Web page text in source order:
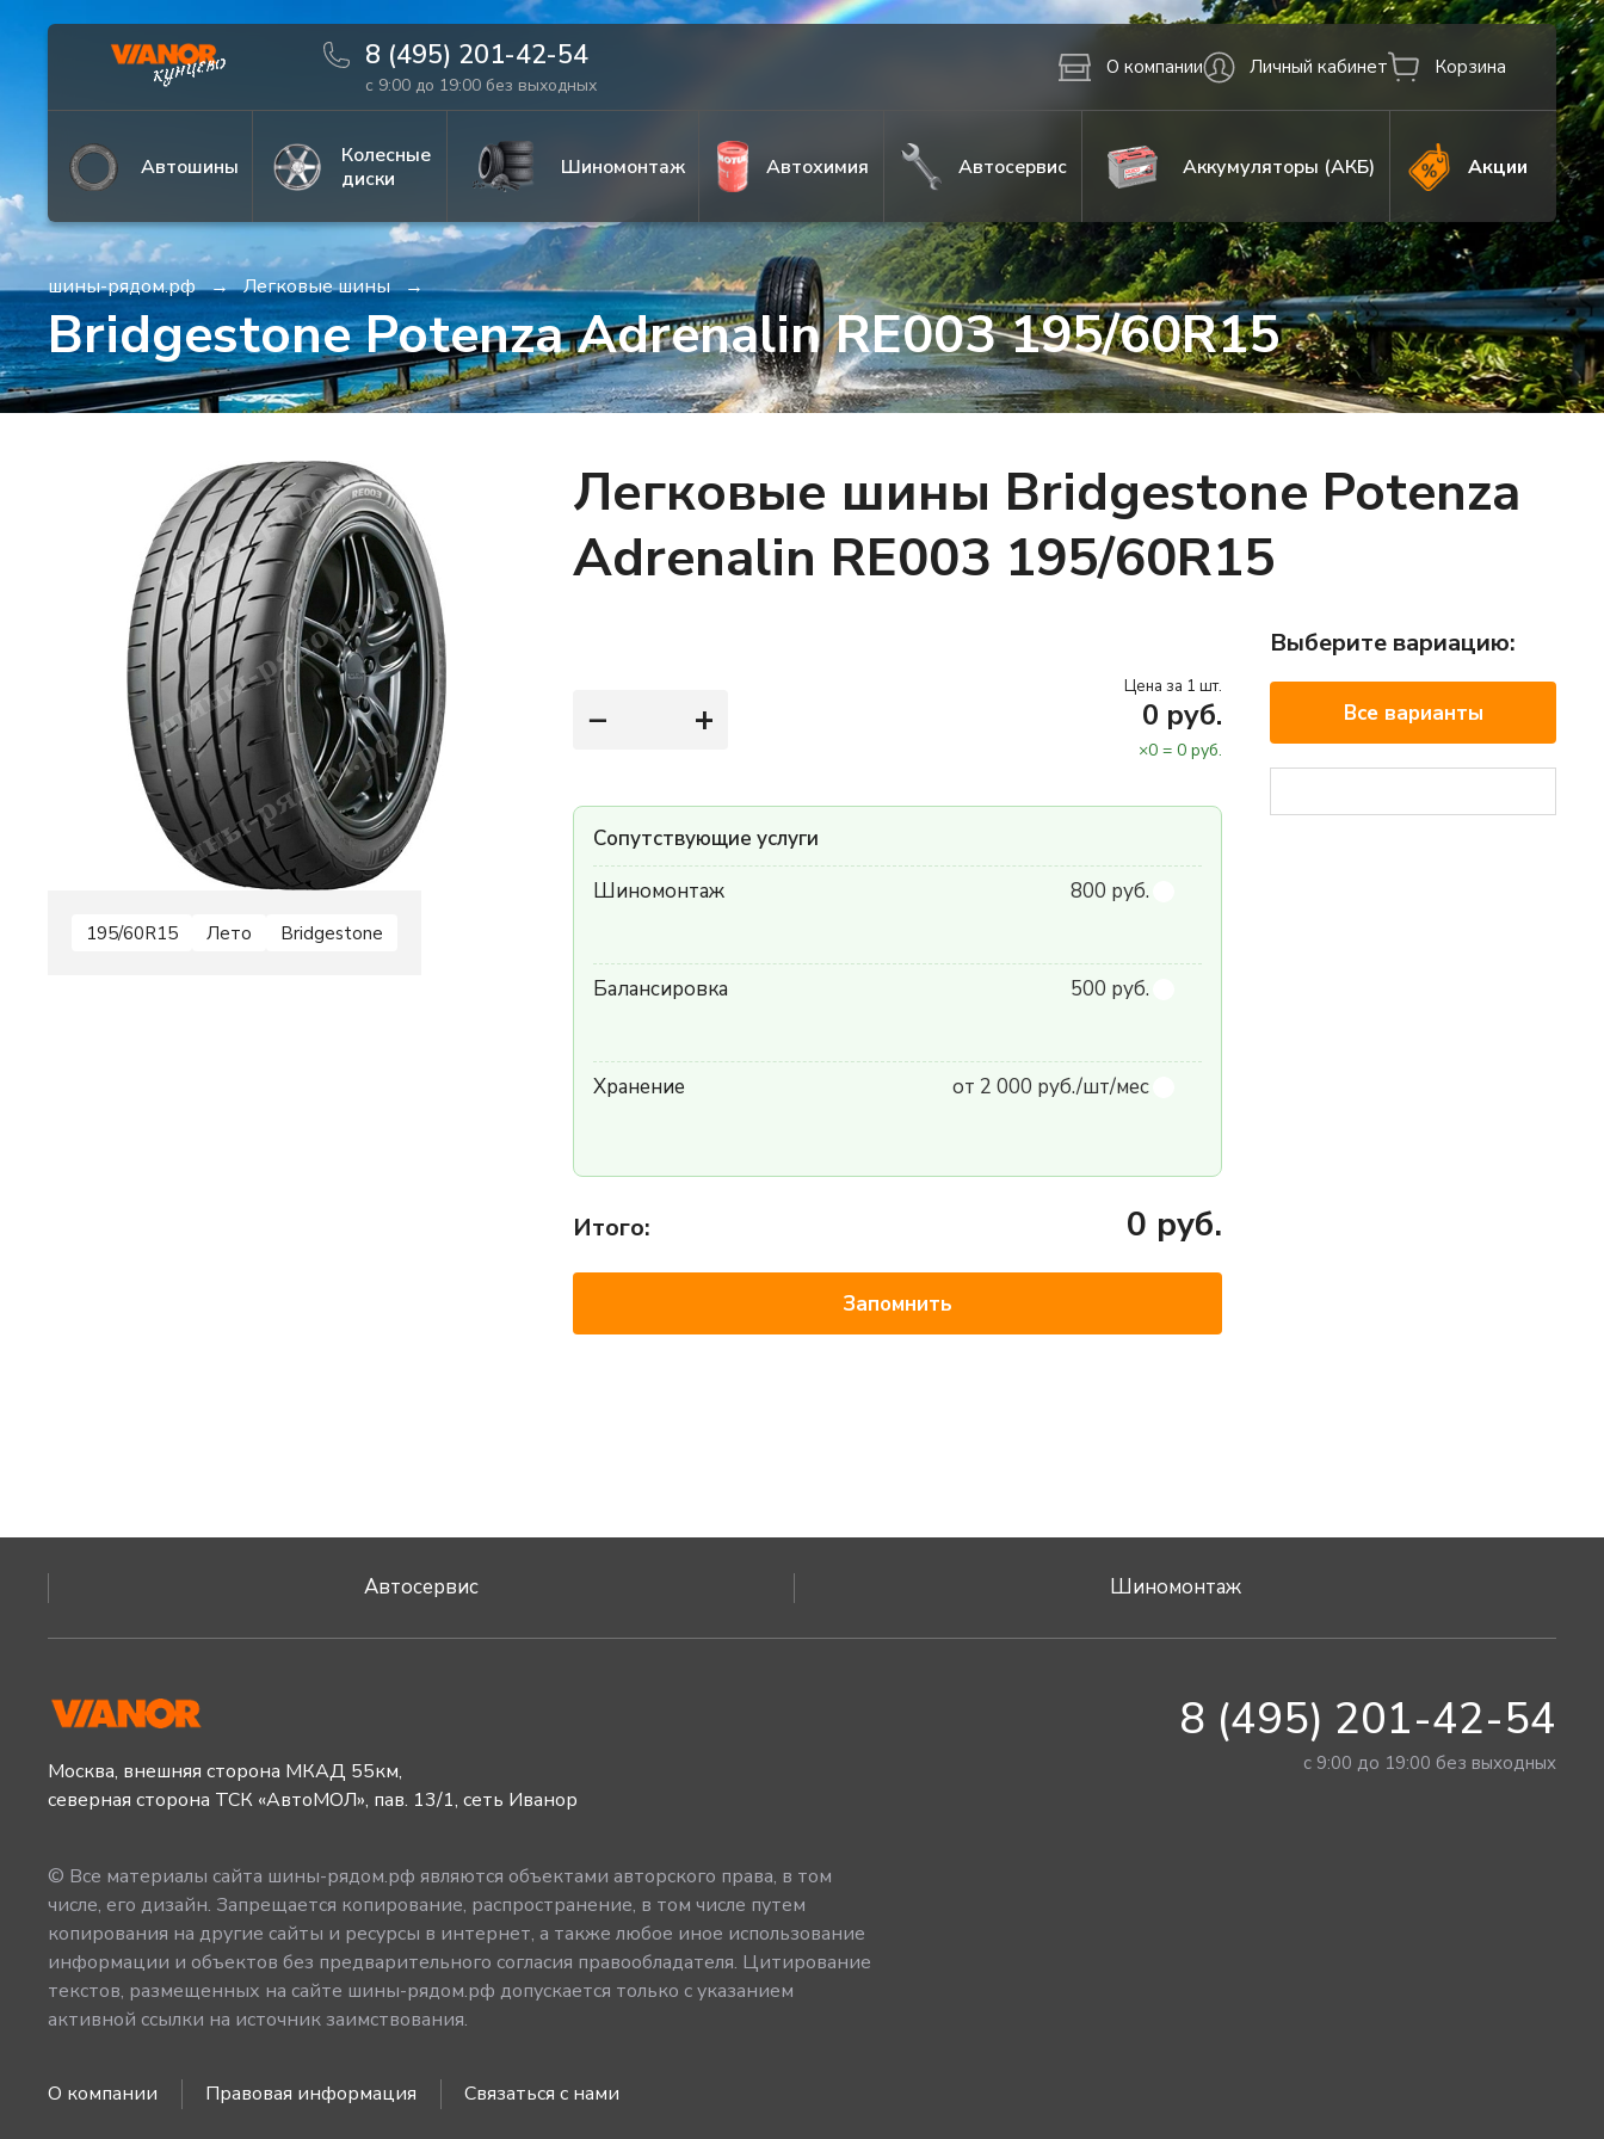
8 (495) 201-42-54
с 9:00 до 19:00 без выходных
О компании Личный кабинет Корзина
Автошины
Колесные
диски
Шиномонтаж Автохимия Автосервис Аккумуляторы (АКБ) Акции
шины-рядом.рф Легковые шины
Bridgestone Potenza Adrenalin RE003 195/60R15
195/60R15 Лето Bridgestone
Легковые шины Bridgestone Potenza
Adrenalin RE003 195/60R15
− +
Цена за 1 шт.
0 руб.
×0 = 0 руб.
Сопутствующие услуги
Шиномонтаж
800 руб.
Балансировка 500 руб.
Хранение от 2 000 руб./шт/мес
Итого: 0 руб.
Запомнить
Выберите вариацию:
Все варианты
Автосервис Шиномонтаж
Москва, внешняя сторона МКАД 55км,
северная сторона ТСК «АвтоМОЛ», пав. 13/1, сеть Иванор
8 (495) 201-42-54
с 9:00 до 19:00 без выходных
© Все материалы сайта шины-рядом.рф являются объектами авторского права, в том
числе, его дизайн. Запрещается копирование, распространение, в том числе путем
копирования на другие сайты и ресурсы в интернет, а также любое иное использование
информации и объектов без предварительного согласия правообладателя. Цитирование
текстов, размещенных на сайте шины-рядом.рф допускается только с указанием
активной ссылки на источник заимствования.
О компании Правовая информация Связаться с нами
Информация Фото товара